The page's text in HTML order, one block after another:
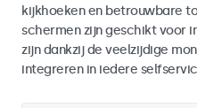
kijkhoeken en betrouwbare
schermen zijn geschikt voor
zijn dankzij de veelzijdige
integreren in iedere